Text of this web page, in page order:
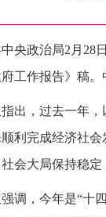
央政治局2月28
工作报告》稿。
出，过去一年
利完成经济社
会大局保持稳定
调，今年是“十